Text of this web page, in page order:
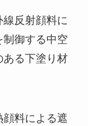
反射顔料に
制御する中空
ある下塗り材
料による遮